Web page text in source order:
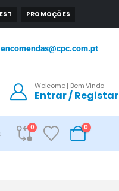
PROMOÇÕES
encomendas@cpc.com.pt
Welcome | Bem Vindo
Entrar / Registar
0 0